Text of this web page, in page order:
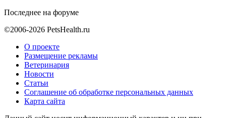
Последнее на форуме
©2006-2026 PetsHealth.ru
О проекте
Размещение рекламы
Ветеринария
Новости
Статьи
Соглашение об обработке персональных данных
Карта сайта